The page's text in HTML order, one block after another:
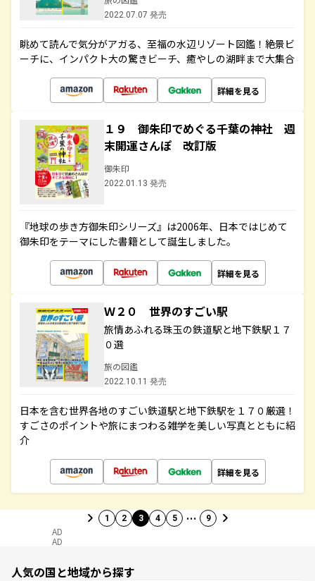
2022.07.07 発売
眺めて読んで気分がアガる、至福の水辺リゾート図鑑！絶景ビ
ーチに、インパクト大の驚きビーチ、癒やしの湖畔まで大集合
詳細を見る
１９ 御朱印でめぐる千葉の神社 週
末開運さんぽ 改訂版
御朱印
2022.01.13 発売
『地球の歩き方御朱印シリーズ』は2006年、日本ではじめて
御朱印をテーマにした書籍として誕生しました。
詳細を見る
Ｗ２０ 世界のすごい駅
旅情あふれる珠玉の鉄道駅と地下鉄駅１７
０選
旅の図鑑
2022.10.11 発売
日本を含む世界各地のすごい鉄道駅と地下鉄駅を１７０厳選！
すごさのポイントや旅にまつわる雑学を美しい写真とともに紹
介
詳細を見る
1 2 3 4 5 … 9
AD
AD
人気の国と地域から探す